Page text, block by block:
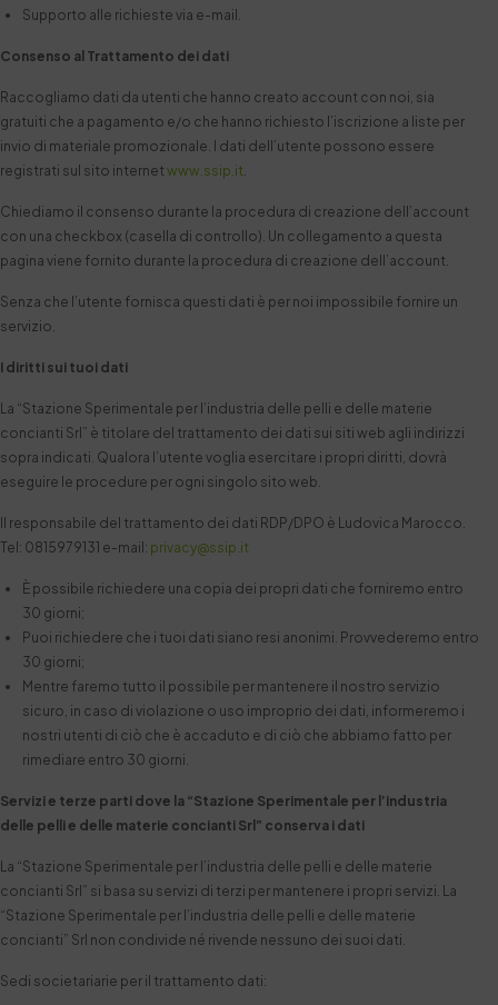
Supporto alle richieste via e-mail.
Consenso al Trattamento dei dati
Raccogliamo dati da utenti che hanno creato account con noi, sia
gratuiti che a pagamento e/o che hanno richiesto l’iscrizione a liste per
invio di materiale promozionale. I dati dell’utente possono essere
registrati sul sito internet www.ssip.it.
Chiediamo il consenso durante la procedura di creazione dell’account
con una checkbox (casella di controllo). Un collegamento a questa
pagina viene fornito durante la procedura di creazione dell’account.
Senza che l’utente fornisca questi dati è per noi impossibile fornire un
servizio.
I diritti sui tuoi dati
La “Stazione Sperimentale per l’industria delle pelli e delle materie
concianti Srl” è titolare del trattamento dei dati sui siti web agli indirizzi
sopra indicati. Qualora l’utente voglia esercitare i propri diritti, dovrà
eseguire le procedure per ogni singolo sito web.
Il responsabile del trattamento dei dati RDP/DPO è Ludovica Marocco.
Tel: 0815979131 e-mail: privacy@ssip.it
È possibile richiedere una copia dei propri dati che forniremo entro
30 giorni;
Puoi richiedere che i tuoi dati siano resi anonimi. Provvederemo entro
30 giorni;
Mentre faremo tutto il possibile per mantenere il nostro servizio
sicuro, in caso di violazione o uso improprio dei dati, informeremo i
nostri utenti di ciò che è accaduto e di ciò che abbiamo fatto per
rimediare entro 30 giorni.
Servizi e terze parti dove la “Stazione Sperimentale per l’industria
delle pelli e delle materie concianti Srl” conserva i dati
La “Stazione Sperimentale per l’industria delle pelli e delle materie
concianti Srl” si basa su servizi di terzi per mantenere i propri servizi. La
“Stazione Sperimentale per l’industria delle pelli e delle materie
concianti” Srl non condivide né rivende nessuno dei suoi dati.
Sedi societariarie per il trattamento dati: